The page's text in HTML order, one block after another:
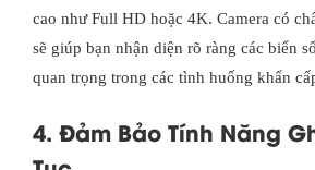
cao như Full HD hoặc 4K. Camera có
sẽ giúp bạn nhận diện rõ ràng các biển
quan trọng trong các tình huống khẩn
4. Đảm Bảo Tính Năng